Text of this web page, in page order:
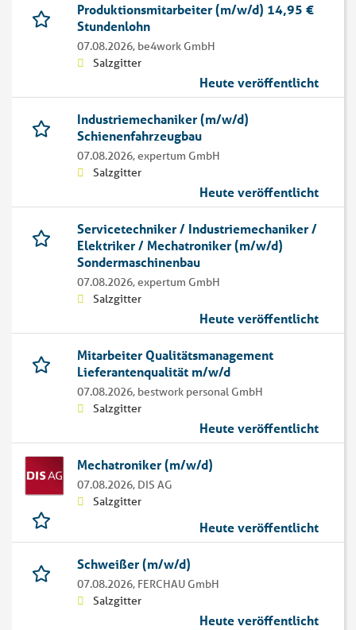
Produktionsmitarbeiter (m/w/d) 14,95 €
Stundenlohn
07.08.2026, be4work GmbH
Salzgitter
Heute veröffentlicht
Industriemechaniker (m/w/d)
Schienenfahrzeugbau
07.08.2026,expertum GmbH
Salzgitter
Heute veröffentlicht
Servicetechniker / Industriemechaniker /
Elektriker / Mechatroniker (m/w/d)
Sondermaschinenbau
07.08.2026,expertum GmbH
Salzgitter
Heute veröffentlicht
Mitarbeiter Qualitätsmanagement
Lieferantenqualität m/w/d
07.08.2026, bestwork personal GmbH
Salzgitter
Heute veröffentlicht
Mechatroniker (m/w/d)
07.08.2026, DIS AG
Salzgitter
Heute veröffentlicht
Schweißer (m/w/d)
07.08.2026, FERCHAU GmbH
Salzgitter
Heute veröffentlicht